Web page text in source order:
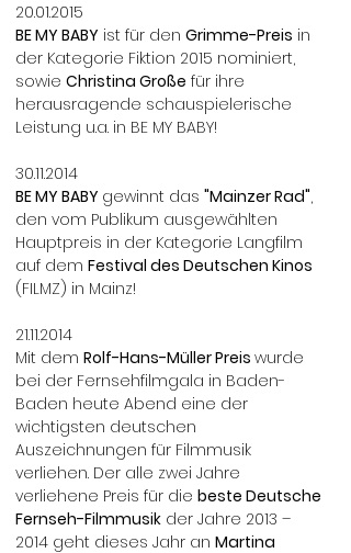
20.01.2015
BE MY BABY ist für den Grimme-Preis in
der Kategorie Fiktion 2015 nominiert,
sowie Christina Große für ihre
herausragende schauspielerische
Leistung u.a. in BE MY BABY!
30.11.2014
BE MY BABY gewinnt das "Mainzer Rad",
den vom Publikum ausgewählten
Hauptpreis in der Kategorie Langfilm
auf dem Festival des Deutschen Kinos
(FILMZ) in Mainz!
21.11.2014
Mit dem Rolf-Hans-Müller Preis wurde
bei der Fernsehfilmgala in Baden-
Baden heute Abend eine der
wichtigsten deutschen
Auszeichnungen für Filmmusik
verliehen. Der alle zwei Jahre
verliehene Preis für die beste Deutsche
Fernseh-Filmmusik der Jahre 2013 –
2014 geht dieses Jahr an Martina